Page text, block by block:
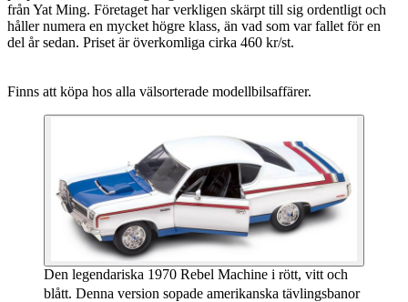
från Yat Ming. Företaget har verkligen skärpt till sig ordentligt och
håller numera en mycket högre klass, än vad som var fallet för en
del år sedan. Priset är överkomliga cirka 460 kr/st.
Finns att köpa hos alla välsorterade modellbilsaffärer.
Den legendariska 1970 Rebel Machine i rött, vitt och
blått. Denna version sopade amerikanska tävlingsbanor 